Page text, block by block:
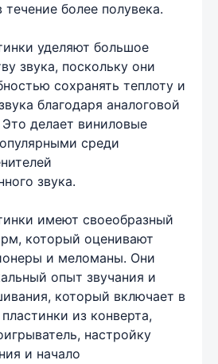
более полувека.
уделяют большое
звука, поскольку они
сохранять теплоту и
благодаря аналоговой
делает виниловые
среди
звука.
имеют своеобразный
который оценивают
и меломаны. Они
опыт звучания и
который включает в
из конверта,
настройку
и начало